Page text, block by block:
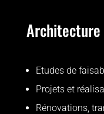
Architecture
Etudes de
Projets et
Rénovations,